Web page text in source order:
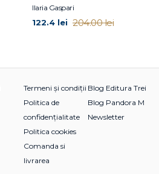
Ilaria Gaspari
122.4 lei 204.00 lei
Termeni și condiții
Politica de
confidențialitate
Politica cookies
Comanda si
livrarea
Blog Editura Trei
Blog Pandora M
Newsletter